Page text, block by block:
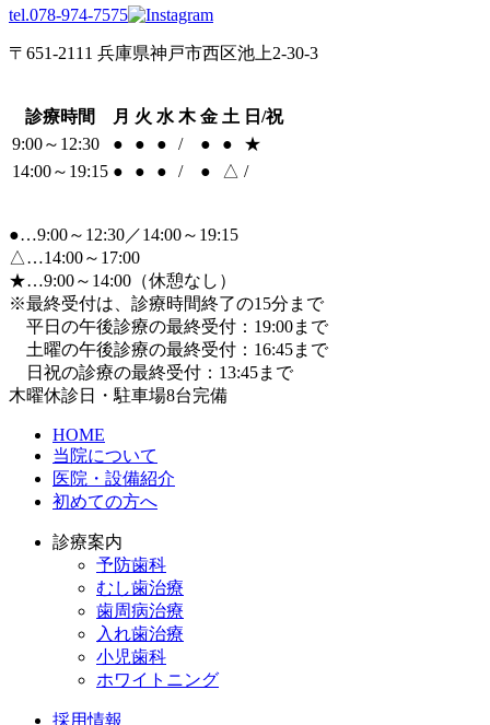
tel.078-974-7575
〒651-2111 兵庫県神戸市西区池上2-30-3
診療時間 月 火 水 木 金 土 日/祝
9:00～12:30
● ● ● / ● ●
★
14:00～19:15 ● ● ● / ● △ /
●…9:00～12:30／14:00～19:15
△…14:00～17:00
★…9:00～14:00（休憩なし）
※最終受付は、診療時間終了の15分まで
平日の午後診療の最終受付：19:00まで
土曜の午後診療の最終受付：16:45まで
日祝の診療の最終受付：13:45まで
木曜休診日・駐車場8台完備
HOME
当院について
医院・設備紹介
初めての方へ
診療案内
予防歯科
むし歯治療
歯周病治療
入れ歯治療
小児歯科
ホワイトニング
採用情報